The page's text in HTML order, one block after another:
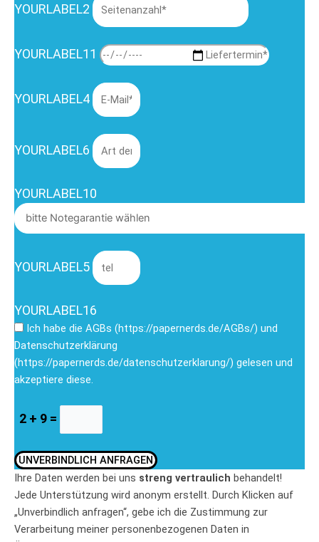
YOURLABEL2
YOURLABEL11
YOURLABEL4
YOURLABEL6
YOURLABEL10
YOURLABEL5
YOURLABEL16
Ich habe die AGBs (https://papernerds.de/AGBs/) und
Datenschutzerklärung
(https://papernerds.de/datenschutzerklarung/) gelesen und
akzeptiere diese.
2 + 9 =
UNVERBINDLICH ANFRAGEN
Ihre Daten werden bei uns streng vertraulich behandelt!
Jede Unterstützung wird anonym erstellt. Durch Klicken auf
„Unverbindlich anfragen“, gebe ich die Zustimmung zur
Verarbeitung meiner personenbezogenen Daten in